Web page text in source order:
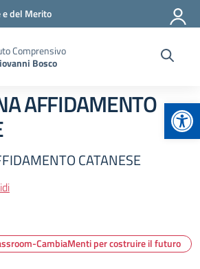
del Merito
Comprensivo
Bosco
AFFIDAMENTO
CATANESE
CambiaMenti per costruire il futuro